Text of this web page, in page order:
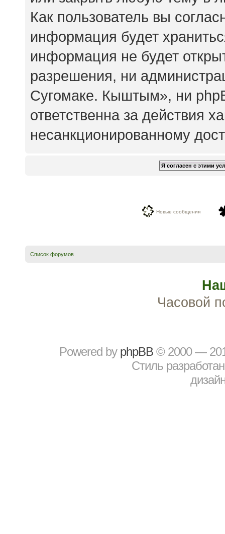
Как пользователь вы
информация будет
информация не будет
разрешения, ни
Сугомаке. Кыштым», ни
ответственна за действия
несанкционированному
Новые сообщения
Список форумов
Часовой
Powered by рhрBВ © 2000 —
Стиль